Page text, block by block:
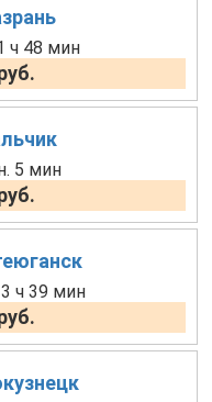
ч 48 мин
5 мин
ч 39 мин